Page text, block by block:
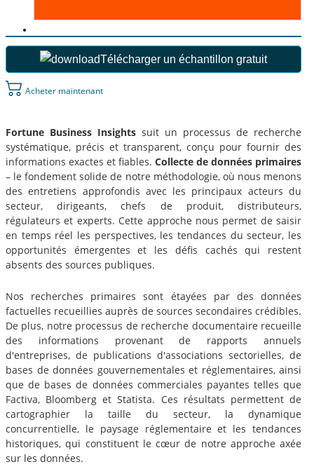
Télécharger un échantillon gratuit
Acheter maintenant
Fortune Business Insights suit un processus de recherche
systématique, précis et transparent, conçu pour fournir des
informations exactes et fiables. Collecte de données primaires
– le fondement solide de notre méthodologie, où nous menons
des entretiens approfondis avec les principaux acteurs du
secteur, dirigeants, chefs de produit, distributeurs,
régulateurs et experts. Cette approche nous permet de saisir
en temps réel les perspectives, les tendances du secteur, les
opportunités émergentes et les défis cachés qui restent
absents des sources publiques.
Nos recherches primaires sont étayées par des données
factuelles recueillies auprès de sources secondaires crédibles.
De plus, notre processus de recherche documentaire recueille
des informations provenant de rapports annuels
d'entreprises, de publications d'associations sectorielles, de
bases de données gouvernementales et réglementaires, ainsi
que de bases de données commerciales payantes telles que
Factiva, Bloomberg et Statista. Ces résultats permettent de
cartographier la taille du secteur, la dynamique
concurrentielle, le paysage réglementaire et les tendances
historiques, qui constituent le cœur de notre approche axée
sur les données.